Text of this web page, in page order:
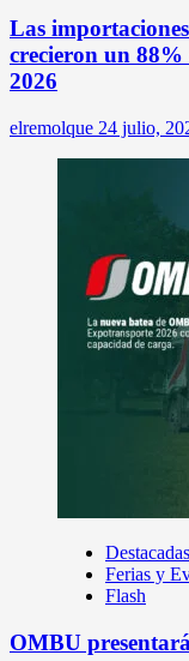
Las
crecieron un 88%
2026
elremolque 24 julio,
Destacadas
Ferias y
Flash
OMBU